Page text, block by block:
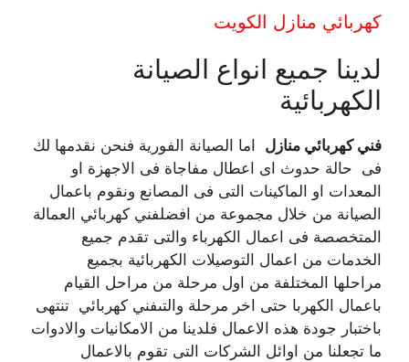
كهربائي منازل الكويت
لدينا جميع انواع الصيانة
الكهربائية
فني كهربائي منازل اما الصيانة الفورية فنحن نقدمها لك
فى حالة حدوث اى اعطال مفاجاة فى الاجهزة او
المعدات او الماكينات التى فى المصانع ونقوم باعمال
الصيانة من خلال مجموعة من افضلفني كهربائي العمالة
المتخصصة فى اعمال الكهرباء والتى تقدم جميع
الخدمات من اعمال التوصيلات الكهربائية بجميع
مراحلها المختلفة من اول مرحلة من مراحل القيام
باعمال الكهربا حتى اخر مرحلة والتىفني كهربائي تنتهى
باختبار جودة هذه الاعمال فلدينا من الامكانيات والادوات
ما تجعلنا من اوائل الشركات التى تقوم بالاعمال